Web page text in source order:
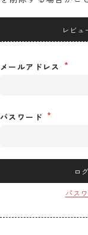
レビュ
メールアドレス
パスワード
ロ
パス